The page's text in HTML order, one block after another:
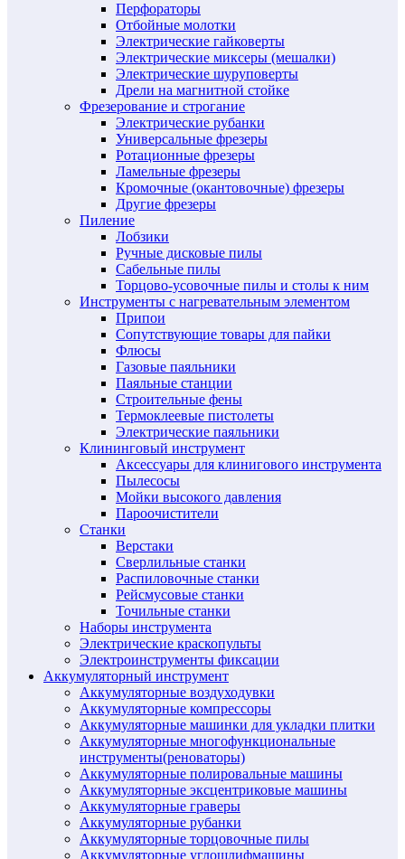
Перфораторы
Отбойные молотки
Электрические гайковерты
Электрические миксеры (мешалки)
Электрические шуруповерты
Дрели на магнитной стойке
Фрезерование и строгание
Электрические рубанки
Универсальные фрезеры
Ротационные фрезеры
Ламельные фрезеры
Кромочные (окантовочные) фрезеры
Другие фрезеры
Пиление
Лобзики
Ручные дисковые пилы
Сабельные пилы
Торцово-усовочные пилы и столы к ним
Инструменты с нагревательным элементом
Припои
Сопутствующие товары для пайки
Флюсы
Газовые паяльники
Паяльные станции
Строительные фены
Термоклеевые пистолеты
Электрические паяльники
Клининговый инструмент
Аксессуары для клинигового инструмента
Пылесосы
Мойки высокого давления
Пароочистители
Станки
Верстаки
Сверлильные станки
Распиловочные станки
Рейсмусовые станки
Точильные станки
Наборы инструмента
Электрические краскопульты
Электроинструменты фиксации
Аккумуляторный инструмент
Аккумуляторные воздуходувки
Аккумуляторные компрессоры
Аккумуляторные машинки для укладки плитки
Аккумуляторные многофункциональные
инструменты(реноваторы)
Аккумуляторные полировальные машины
Аккумуляторные эксцентриковые машины
Аккумуляторные граверы
Аккумуляторные рубанки
Аккумуляторные торцовочные пилы
Аккумуляторные углошлифмашины